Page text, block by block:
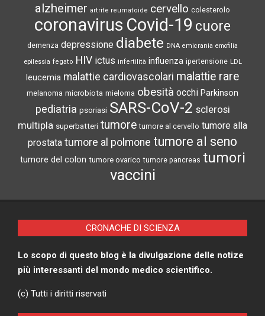
alzheimer artrite reumatoide cervello colesterolo
coronavirus Covid-19 cuore
demenza depressione diabete DNA emicrania emofilia
epilessia fegato HIV ictus infertilità influenza ipertensione LDL
leucemia malattie cardiovascolari malattie rare
melanoma microbiota mieloma obesità occhi Parkinson
pediatria psoriasi SARS-CoV-2 sclerosi
multipla superbatteri tumore tumore al cervello tumore alla
prostata tumore al polmone tumore al seno
tumore del colon tumore ovarico tumore pancreas tumori
vaccini
CRONACHE DI SCIENZA
Lo scopo di questo blog è la divulgazione delle notize
più interessanti del mondo medico scientifico.
(c) Tutti i diritti riservati